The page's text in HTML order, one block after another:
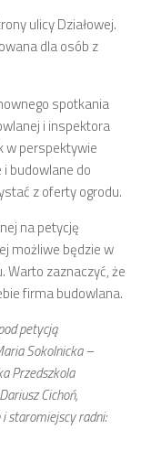
– Piaskowa
Ratajczaka, Al.
ulicy Działowej.
dla osób z
spotkania
i inspektora
w perspektywie
budowlane do
z oferty ogrodu.
na petycję
możliwe będzie w
Warto zaznaczyć, że
firma budowlana.
petycją
Sokolnicka –
Przedszkola
Cichoń,
staromiejscy radni: